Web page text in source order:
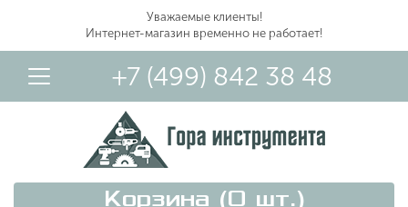
Уважаемые клиенты!
Интернет-магазин временно не работает!
+7 (499) 842 38 48
Корзина (0 шт.)